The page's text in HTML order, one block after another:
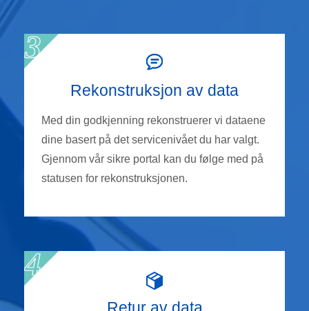
Rekonstruksjon av data
Med din godkjenning rekonstruerer vi dataene
dine basert på det servicenivået du har valgt.
Gjennom vår sikre portal kan du følge med på
statusen for rekonstruksjonen.